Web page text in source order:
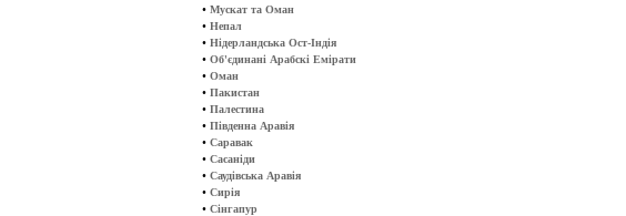
• Мускат та Оман
• Непал
• Нідерландська Ост-Індія
• Об'єдинані Арабскі Емірати
• Оман
• Пакистан
• Палестина
• Південна Аравія
• Саравак
• Сасаніди
• Саудівська Аравія
• Сирія
• Сінгапур